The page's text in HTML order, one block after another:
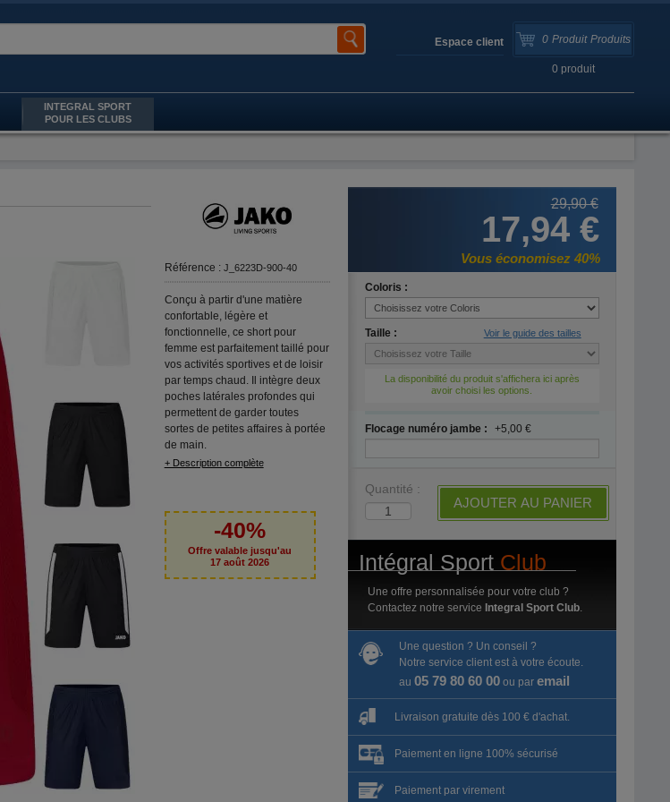
0 Produit Produits
0 produit
Espace client
INTEGRAL SPORT
POUR LES CLUBS
Référence : J_6223D-900-40
Conçu à partir d'une matière
confortable, légère et
fonctionnelle, ce short pour
femme est parfaitement taillé pour
vos activités sportives et de loisir
par temps chaud. Il intègre deux
poches latérales profondes qui
permettent de garder toutes
sortes de petites affaires à portée
de main.
+ Description complète
-40%
Offre valable jusqu'au
17 août 2026
29,90 €
17,94 €
Vous économisez 40%
Coloris :
Taille : Voir le guide des tailles
La disponibilité du produit s'affichera ici après
avoir choisi les options.
Flocage numéro jambe : +5,00 €
Quantité :
AJOUTER AU PANIER
Intégral Sport Club
Une offre personnalisée pour votre club ?
Contactez notre service Integral Sport Club.
Une question ? Un conseil ?
Notre service client est à votre écoute.
au 05 79 80 60 00ou par email
Livraison gratuite dès 100 € d'achat.
Paiement en ligne 100% sécurisé
Paiement par virement